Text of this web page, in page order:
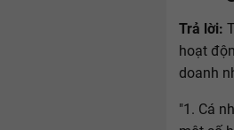
Trả lời:
hoạt
doanh
"1. Cá